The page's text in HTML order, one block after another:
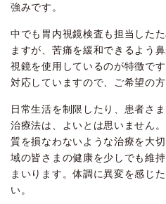
強みです。
中でも胃内視鏡検査も担当した
ますが、苦痛を緩和できるよう
視鏡を使用しているのが特徴で
対応していますので、ご希望の
日常生活を制限したり、患者さ
治療法は、よいとは思いません
質を損なわないような治療を大
域の皆さまの健康を少しでも維
まいります。体調に異変を感じ
い。